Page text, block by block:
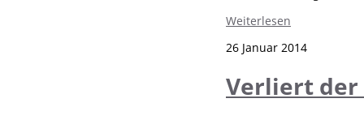
Weiterlesen
26 Januar 2014
Verliert der